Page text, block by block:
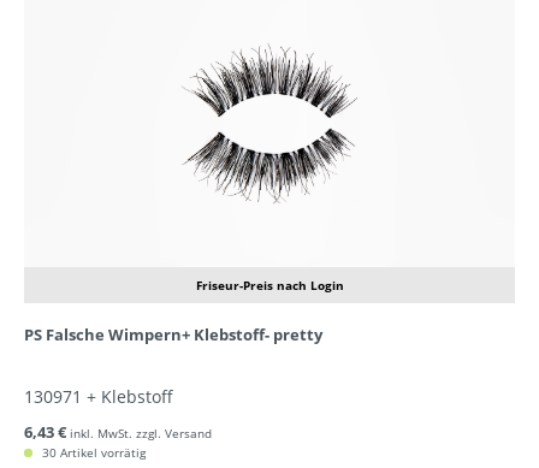
Friseur-Preis nach Login
PS Falsche Wimpern+ Klebstoff- pretty
130971 + Klebstoff
6,43 € inkl. MwSt. zzgl. Versand
30 Artikel vorrätig